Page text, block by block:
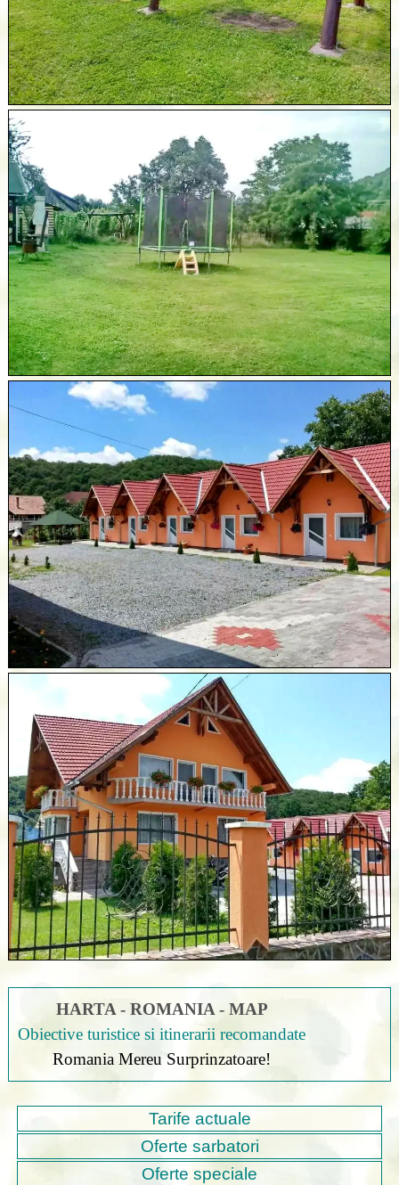
HARTA - ROMANIA - MAP
Obiective turistice si itinerarii recomandate
Romania Mereu Surprinzatoare!
Tarife actuale
Oferte sarbatori
Oferte speciale